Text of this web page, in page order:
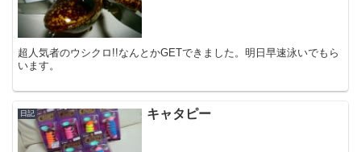
超人気者のウシクロ!!なんとかGETできました。明日早速泳いでもら
います。
日記 キャタピー